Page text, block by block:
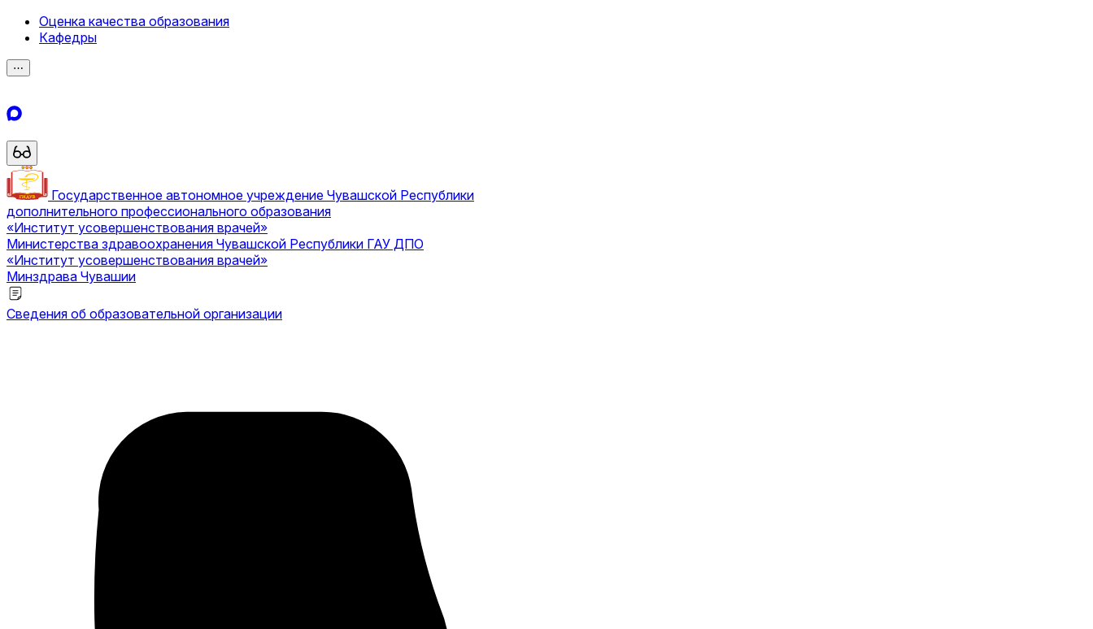
Оценка качества образования
Кафедры
⋯
Государственное автономное учреждение Чувашской Республики
дополнительного профессионального образования
«Институт усовершенствования врачей»
Министерства здравоохранения Чувашской Республики ГАУ ДПО
«Институт усовершенствования врачей»
Минздрава Чувашии
Сведения об образовательной организации